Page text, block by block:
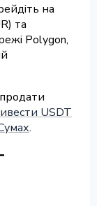
на
та
Polygon,
USDT
.